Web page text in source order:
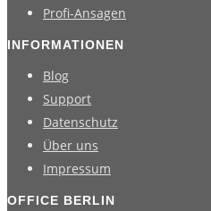
Profi-Ansagen
INFORMATIONEN
Blog
Support
Datenschutz
Über uns
Impressum
OFFICE BERLIN